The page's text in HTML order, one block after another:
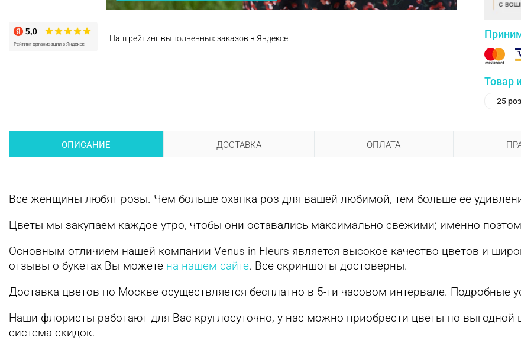
Наш рейтинг выполненных заказов в Яндексе
Товар
25 роз
ОПИСАНИЕ ДОСТАВКА ОПЛАТА
Все женщины любят розы. Чем больше охапка роз для вашей любимой, тем больше ее
Цветы мы закупаем каждое утро, чтобы они оставались максимально свежими; именно
Основным отличием нашей компании Venus in Fleurs является высокое качество цветов и
отзывы о букетах Вы можете на нашем сайте. Все скриншоты достоверны.
Доставка цветов по Москве осуществляется бесплатно в 5-ти часовом интервале. Подробные
Наши флористы работают для Вас круглосуточно, у нас можно приобрести цветы по выгодной
система скидок.